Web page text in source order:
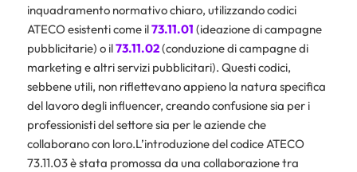
inquadramento normativo chiaro, utilizzando codici
ATECO esistenti come il73.11.01 (ideazione di campagne
pubblicitarie) o il73.11.02(conduzione di campagne di
marketing e altri servizi pubblicitari). Questi codici,
sebbene utili, non riflettevano appieno la natura specifica
del lavoro degli influencer, creando confusione sia per i
professionisti del settore sia per le aziende che
collaborano con loro.L’introduzione del codice ATECO
73.11.03 è stata promossa da una collaborazione tra